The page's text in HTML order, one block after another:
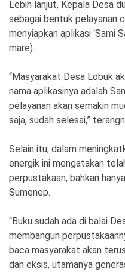
Lebih lanjut, Kepala Desa
sebagai bentuk pelayanan
menyiapkan aplikasi ‘Sami
mare).
“Masyarakat Desa Lobuk
nama aplikasinya adalah
pelayanan akan semakin
saja, sudah selesai,”
Selain itu, dalam
energik ini mengatakan
perpustakaan, bahkan
Sumenep.
“Buku sudah ada di balai
membangun
baca masyarakat akan
dan eksis, utamanya